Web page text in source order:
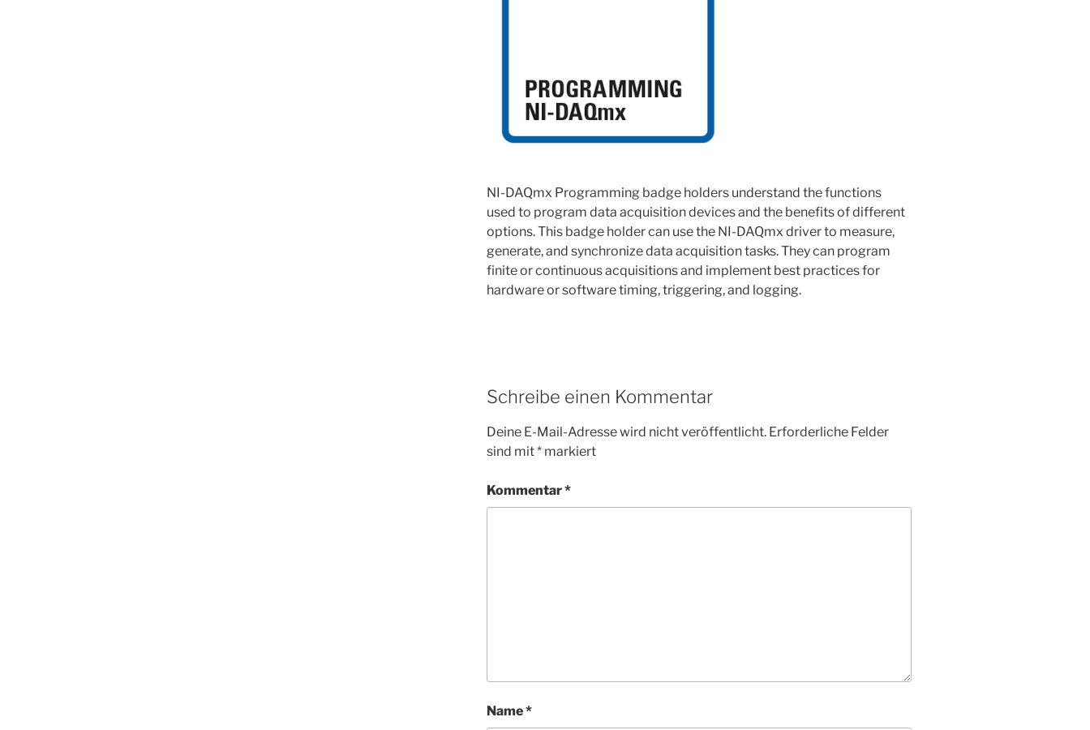
NI-DAQmx Programming badge holders understand the functions
used to program data acquisition devices and the benefits of different
options. This badge holder can use the NI-DAQmx driver to measure,
generate, and synchronize data acquisition tasks. They can program
finite or continuous acquisitions and implement best practices for
hardware or software timing, triggering, and logging.
Schreibe einen Kommentar
Deine E-Mail-Adresse wird nicht veröffentlicht. Erforderliche Felder
sind mit*markiert
Kommentar*
Name*